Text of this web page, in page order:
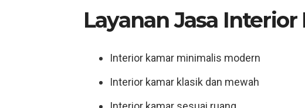
Layanan Jasa
Interior kamar minimalis modern
Interior kamar klasik dan mewah